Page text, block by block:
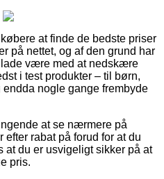
at finde de bedste priser
på nettet, og af den grund har
være med at nedskære
i test produkter – til børn,
nogle gange frembyde
at se nærmere på
rabat på forud for at du
at du er usvigeligt sikker på at
pris.